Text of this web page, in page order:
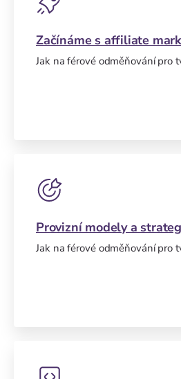
Začínáme s affiliate
Jak na férové odměňování pro
Provizní modely a
Jak na férové odměňování pro